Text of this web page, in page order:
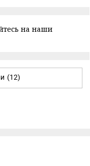
на наши
(12)